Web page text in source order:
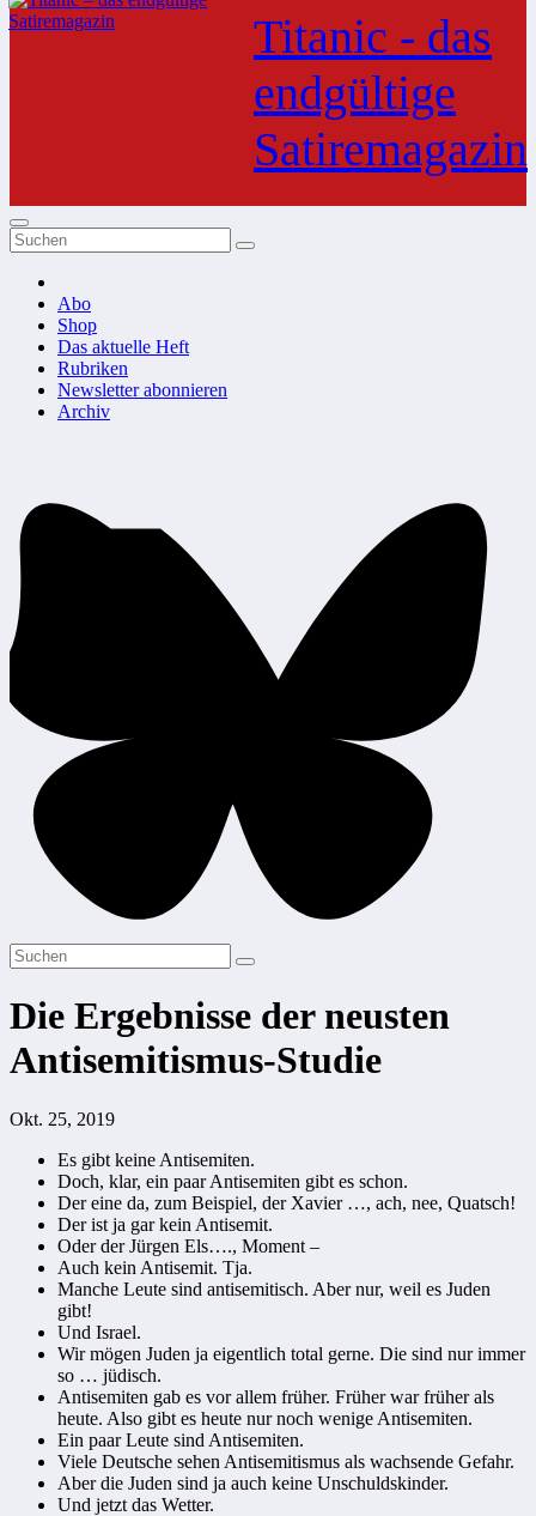
Inhalt
springen
Titanic - das
endgültige
Satiremagazin
Abo
Shop
Das aktuelle Heft
Rubriken
Newsletter abonnieren
Archiv
Die Ergebnisse der neusten
Antisemitismus-Studie
Okt. 25, 2019
Es gibt keine Antisemiten.
Doch, klar, ein paar Antisemiten gibt es schon.
Der eine da, zum Beispiel, der Xavier …, ach, nee, Quatsch!
Der ist ja gar kein Antisemit.
Oder der Jürgen Els…., Moment –
Auch kein Antisemit. Tja.
Manche Leute sind antisemitisch. Aber nur, weil es Juden
gibt!
Und Israel.
Wir mögen Juden ja eigentlich total gerne. Die sind nur immer
so … jüdisch.
Antisemiten gab es vor allem früher. Früher war früher als
heute. Also gibt es heute nur noch wenige Antisemiten.
Ein paar Leute sind Antisemiten.
Viele Deutsche sehen Antisemitismus als wachsende Gefahr.
Aber die Juden sind ja auch keine Unschuldskinder.
Und jetzt das Wetter.